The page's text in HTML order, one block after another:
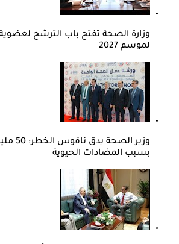
وزارة الصحة تفتح باب الترشح
لموسم 2027
وزير
بسبب المضادات الحيوية